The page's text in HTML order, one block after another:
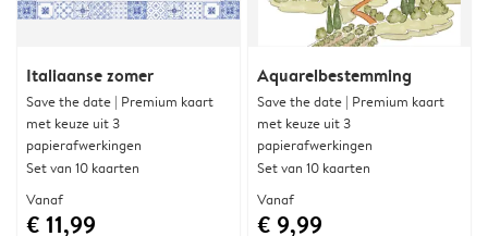
Italiaanse zomer
Save the date | Premium kaart
met keuze uit 3
papierafwerkingen
Set van 10 kaarten
Vanaf
€ 11,99
Aquarelbestemming
Save the date | Premium kaart
met keuze uit 3
papierafwerkingen
Set van 10 kaarten
Vanaf
€ 9,99